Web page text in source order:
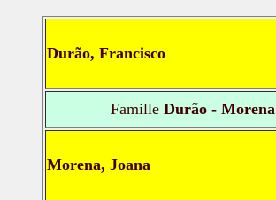
Durão, Francisco
FamilleDurão - Morena
Morena, Joana